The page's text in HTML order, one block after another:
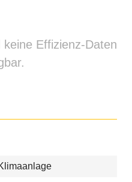
Effizienz-Daten